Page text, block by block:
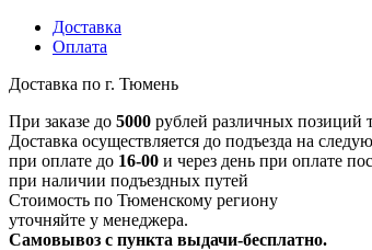
Доставка
Оплата
Доставка по г. Тюмень
При заказе до 5000 рублей различных позиций
Доставка осуществляется до подъезда на
при оплате до 16-00 и через день при оплате
при наличии подъездных путей
Стоимость по Тюменскому региону
уточняйте у менеджера.
Самовывоз с пункта выдачи-бесплатно.